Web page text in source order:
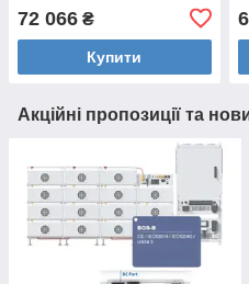
72 066 ₴
Купити
Акційні пропозиції та